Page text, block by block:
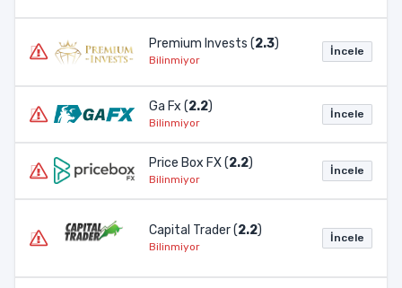
Premium Invests (2.3)
Bilinmiyor
İncele
Ga Fx (2.2)
Bilinmiyor
İncele
Price Box FX (2.2)
Bilinmiyor
İncele
Capital Trader (2.2)
Bilinmiyor
İncele